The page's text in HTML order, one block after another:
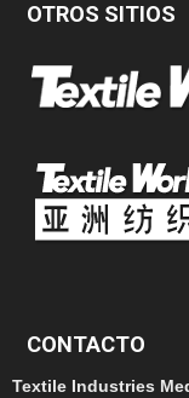
OTROS SITIOS
CONTACTO
Textile Industries